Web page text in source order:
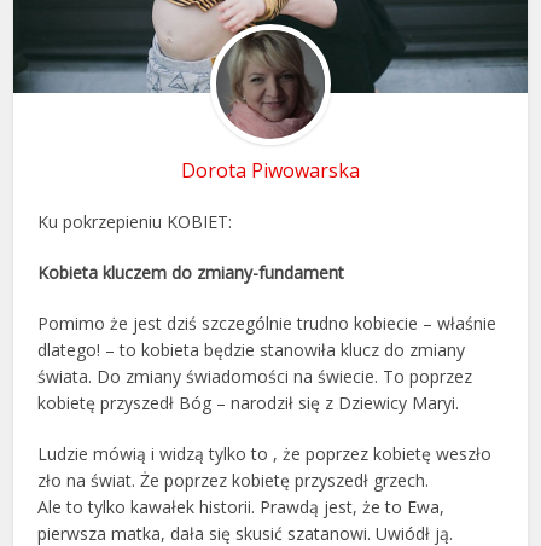
Dorota Piwowarska
Ku pokrzepieniu KOBIET:
Kobieta kluczem do zmiany-fundament
Pomimo że jest dziś szczególnie trudno kobiecie – właśnie
dlatego! – to kobieta będzie stanowiła klucz do zmiany
świata. Do zmiany świadomości na świecie. To poprzez
kobietę przyszedł Bóg – narodził się z Dziewicy Maryi.
Ludzie mówią i widzą tylko to , że poprzez kobietę weszło
zło na świat. Że poprzez kobietę przyszedł grzech.
Ale to tylko kawałek historii. Prawdą jest, że to Ewa,
pierwsza matka, dała się skusić szatanowi. Uwiódł ją.